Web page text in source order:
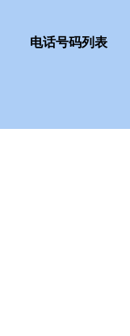
电话号码列表